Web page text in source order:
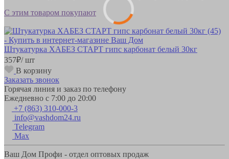
С этим товаром покупают
Штукатурка ХАБЕЗ СТАРТ гипс карбонат белый 30кг
357₽/ шт
В корзину
Заказать звонок
Горячая линия и заказ по телефону
Ежедневно с 7:00 до 20:00
+7 (863) 310-000-3
info@vashdom24.ru
Telegram
Max
Ваш Дом Профи - отдел оптовых продаж